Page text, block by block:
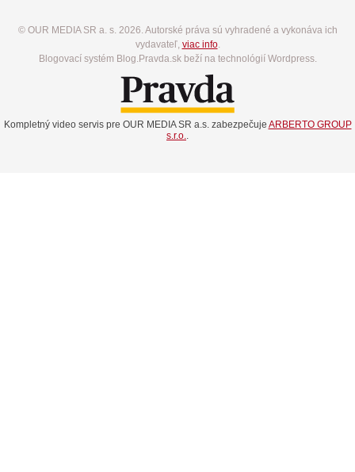
© OUR MEDIA SR a. s. 2026. Autorské práva sú vyhradené a vykonáva ich
vydavateľ, viac info.
Blogovací systém Blog.Pravda.sk beží na technológií Wordpress.
Kompletný video servis pre OUR MEDIA SR a.s. zabezpečuje ARBERTO GROUP
s.r.o.